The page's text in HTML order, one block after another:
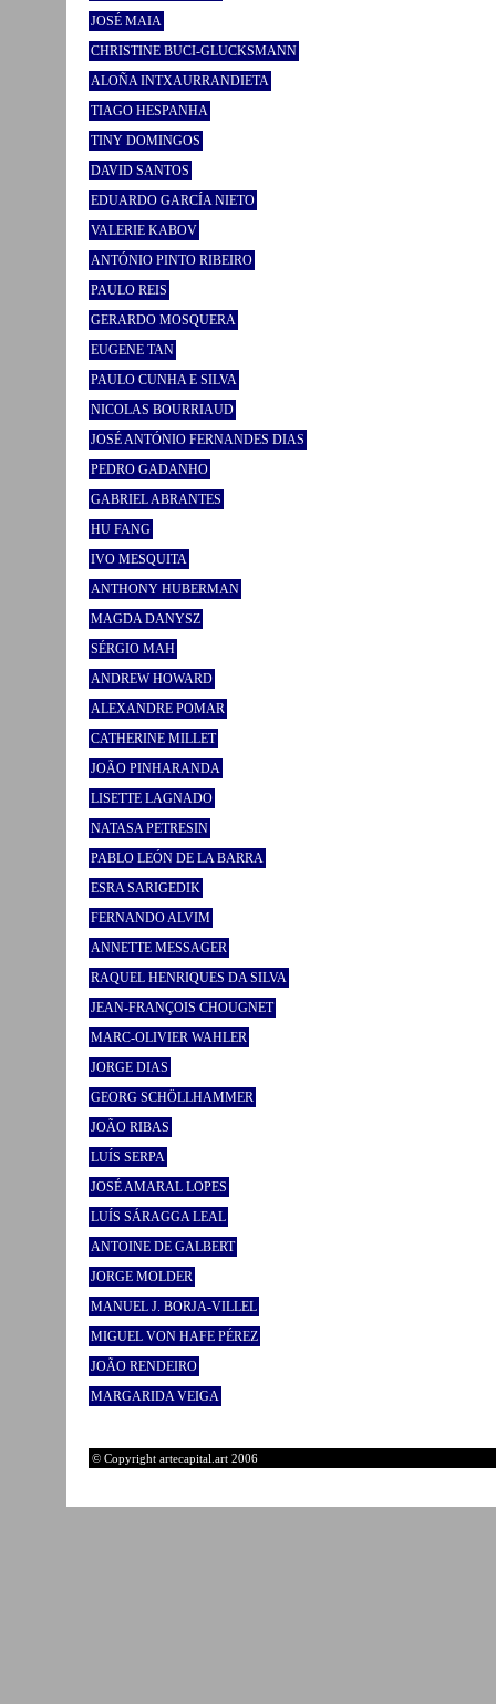
JOSÉ MAIA
CHRISTINE BUCI-GLUCKSMANN
ALOÑA INTXAURRANDIETA
TIAGO HESPANHA
TINY DOMINGOS
DAVID SANTOS
EDUARDO GARCÍA NIETO
VALERIE KABOV
ANTÓNIO PINTO RIBEIRO
PAULO REIS
GERARDO MOSQUERA
EUGENE TAN
PAULO CUNHA E SILVA
NICOLAS BOURRIAUD
JOSÉ ANTÓNIO FERNANDES DIAS
PEDRO GADANHO
GABRIEL ABRANTES
HU FANG
IVO MESQUITA
ANTHONY HUBERMAN
MAGDA DANYSZ
SÉRGIO MAH
ANDREW HOWARD
ALEXANDRE POMAR
CATHERINE MILLET
JOÃO PINHARANDA
LISETTE LAGNADO
NATASA PETRESIN
PABLO LEÓN DE LA BARRA
ESRA SARIGEDIK
FERNANDO ALVIM
ANNETTE MESSAGER
RAQUEL HENRIQUES DA SILVA
JEAN-FRANÇOIS CHOUGNET
MARC-OLIVIER WAHLER
JORGE DIAS
GEORG SCHÖLLHAMMER
JOÃO RIBAS
LUÍS SERPA
JOSÉ AMARAL LOPES
LUÍS SÁRAGGA LEAL
ANTOINE DE GALBERT
JORGE MOLDER
MANUEL J. BORJA-VILLEL
MIGUEL VON HAFE PÉREZ
JOÃO RENDEIRO
MARGARIDA VEIGA
© Copyright artecapital.art 2006